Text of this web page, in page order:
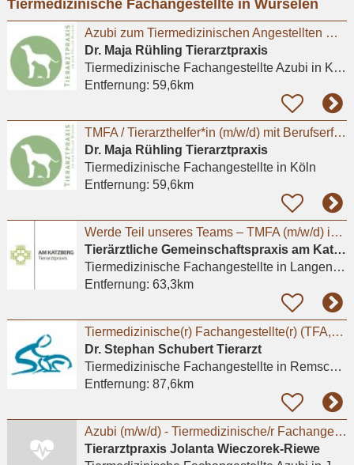
eingeben
Tiermedizinische Fachangestellte in Würselen
Azubi zum Tiermedizinischen Angestellten m/w/d in Kleintierpraxis Köln Poll gesucht
Dr. Maja Rühling Tierarztpraxis
Tiermedizinische Fachangestellte Azubi in Köln
Entfernung: 59,6km
TMFA / Tierarzthelfer*in (m/w/d) mit Berufserfahrung gesucht / auch Teilzeit möglich
Dr. Maja Rühling Tierarztpraxis
Tiermedizinische Fachangestelltein Köln
Entfernung: 59,6km
Werde Teil unseres Teams – TMFA (m/w/d) in Vollzeit
Tierärztliche Gemeinschaftspraxis am Katzberg – Köhn-Wieser und Wieser (GbR)
Tiermedizinische Fachangestelltein Langenfeld (Rheinland)
Entfernung: 63,3km
Tiermedizinische(r) Fachangestellte(r) (TFA,m/w/d) in Voll-oder Teilzeit
Dr. Stephan Schubert Tierarzt
Tiermedizinische Fachangestelltein Remscheid, Lüttringhausen
Entfernung: 87,6km
Azubi (m/w/d) - Tiermedizinische/r Fachangestellte/r 2026 - Praktikum möglich
Tierarztpraxis Jolanta Wieczorek-Riewe